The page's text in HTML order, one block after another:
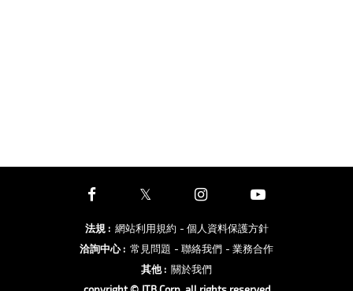
法規: 網站利用規約 - 個人資料保護方針
洽詢中心: 常見問題 - 聯絡我們 - 業務合作
其他: 關於我們